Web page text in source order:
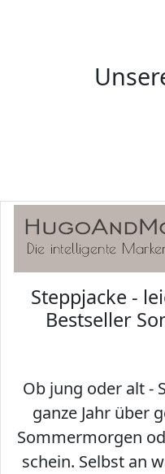
Steppjacke -
Bestseller
Ob jung oder alt -
ganze Jahr über
Sommermorgen
schein. Selbst an